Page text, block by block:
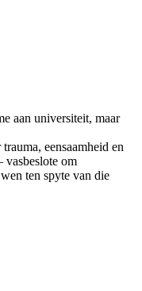
aan universiteit, maar
eensaamheid en
vasbeslote om
ten spyte van die